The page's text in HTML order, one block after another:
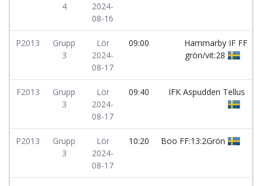
4
2024-
08-16
P2013
Grupp
3
Lör
2024-
08-17
09:00
Hammarby IF FF
grön/vit:28
F2013
Grupp
3
Lör
2024-
08-17
09:40 IFK Aspudden Tellus
P2013
Grupp
3
Lör
2024-
08-17
10:20 Boo FF:13:2Grön